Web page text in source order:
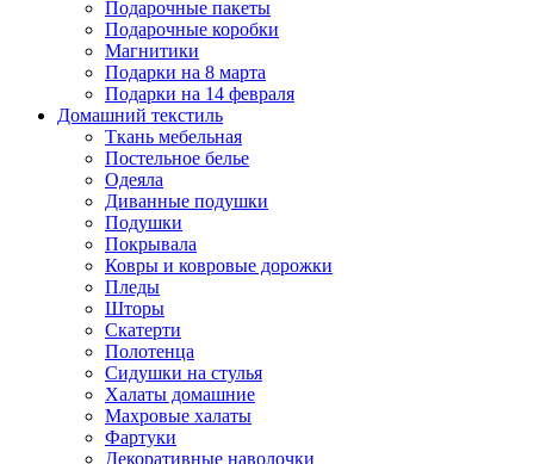
Подарочные пакеты
Подарочные коробки
Магнитики
Подарки на 8 марта
Подарки на 14 февраля
Домашний текстиль
Ткань мебельная
Постельное белье
Одеяла
Диванные подушки
Подушки
Покрывала
Ковры и ковровые дорожки
Пледы
Шторы
Скатерти
Полотенца
Сидушки на стулья
Халаты домашние
Махровые халаты
Фартуки
Декоративные наволочки